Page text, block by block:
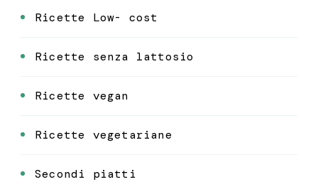
Ricette Low- cost
Ricette senza lattosio
Ricette vegan
Ricette vegetariane
Secondi piatti